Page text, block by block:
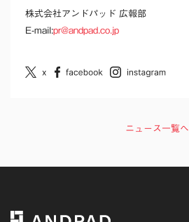
株式会社アンドパッド 広報部
E-mail:pr@andpad.co.jp
ニュース一覧へ